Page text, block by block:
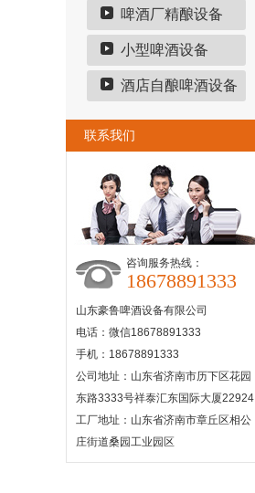
啤酒厂精酿设备
小型啤酒设备
酒店自酿啤酒设备
联系我们
咨询服务热线：
18678891333
山东豪鲁啤酒设备有限公司
电话：微信18678891333
手机：18678891333
公司地址：山东省济南市历下区花园
东路3333号祥泰汇东国际大厦22924
工厂地址：山东省济南市章丘区相公
庄街道桑园工业园区